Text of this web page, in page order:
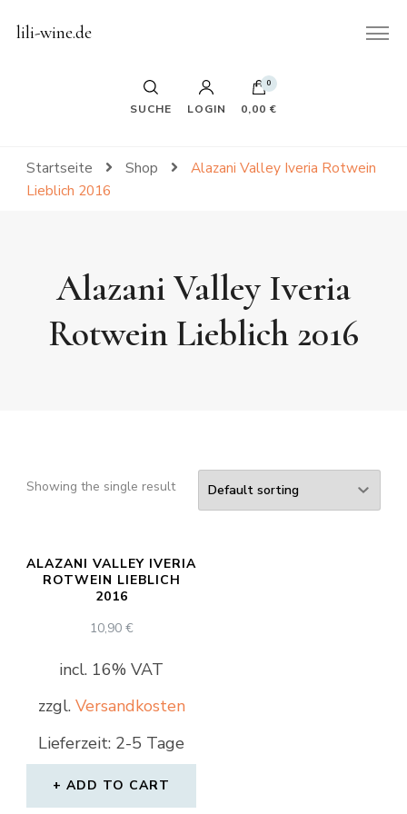
lili-wine.de
SUCHE LOGIN
0
0,00 €
Startseite Shop
Alazani Valley Iveria Rotwein
Lieblich 2016
Alazani Valley Iveria
Rotwein Lieblich 2016
Showing the single result
ALAZANI VALLEY IVERIA
ROTWEIN LIEBLICH
2016
10,90 €
incl. 16% VAT
zzgl. Versandkosten
Lieferzeit: 2-5 Tage
ADD TO CART